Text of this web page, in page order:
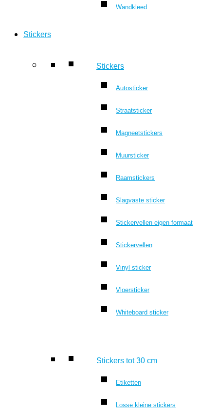
Wandkleed
Stickers
Stickers
Autosticker
Straatsticker
Magneetstickers
Muursticker
Raamstickers
Slagvaste sticker
Stickervellen eigen formaat
Stickervellen
Vinyl sticker
Vloersticker
Whiteboard sticker
Stickers tot 30 cm
Etiketten
Losse kleine stickers